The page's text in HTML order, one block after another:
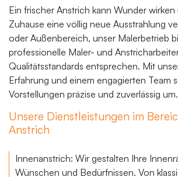
Ein frischer Anstrich kann Wunder wirken
Zuhause eine völlig neue Ausstrahlung
oder Außenbereich, unser Malerbetrieb
professionelle Maler- und
Qualitätsstandards entsprechen. Mit
Erfahrung und einem engagierten Team
Vorstellungen präzise und zuverlässig um.
Unsere Dienstleistungen im
Anstrich
Innenanstrich: Wir gestalten Ihre
Wünschen und Bedürfnissen. Von